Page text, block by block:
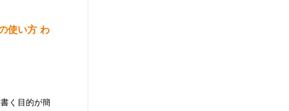
使い方 わ
く目的が簡